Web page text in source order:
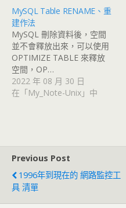
MySQL Table RENAME、重
建作法
MySQL 刪除資料後，空間
並不會釋放出來，可以使用
OPTIMIZE TABLE 來釋放
空間，OP…
2022 年 08 月 30 日
在「My_Note-Unix」中
Previous Post
1996年到現在的 網路監控工
具 清單